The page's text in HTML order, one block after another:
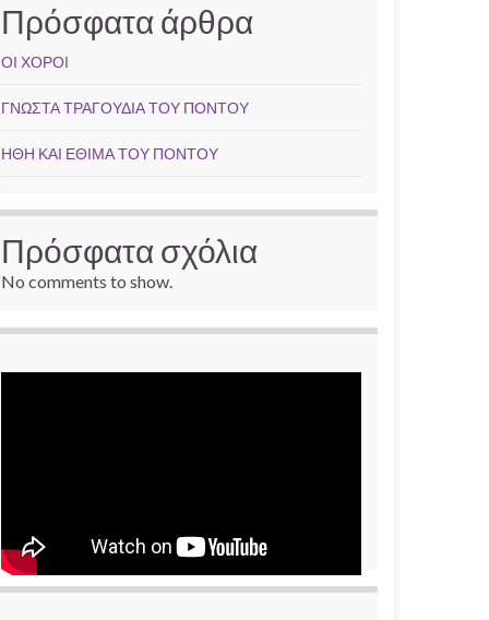
Πρόσφατα άρθρα
ΟΙ ΧΟΡΟΙ
ΓΝΩΣΤΑ ΤΡΑΓΟΥΔΙΑ ΤΟΥ ΠΟΝΤΟΥ
ΗΘΗ ΚΑΙ ΕΘΙΜΑ ΤΟΥ ΠΟΝΤΟΥ
Πρόσφατα σχόλια
No comments to show.